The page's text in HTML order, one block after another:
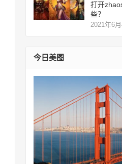
打开
些？
2021年6月
今日美图